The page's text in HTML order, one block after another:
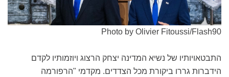
Photo by Olivier Fitoussi/Flash90
התבטאויותיו של נשיא המדינה יצחק הרצוג ויוזמותיו לקדם
הידברות גררו ביקורת מכל הצדדים. מקדמי "הרפורמה